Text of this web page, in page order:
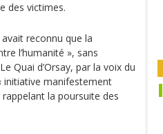
des victimes.
reconnu que la
l’humanité », sans
Quai d’Orsay, par la voix du
initiative manifestement
la poursuite des